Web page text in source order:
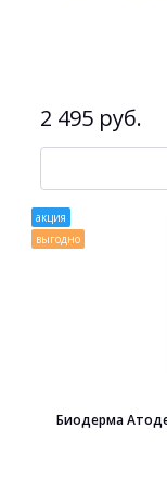
2 495 руб.
акция
выгодно
Биодерма